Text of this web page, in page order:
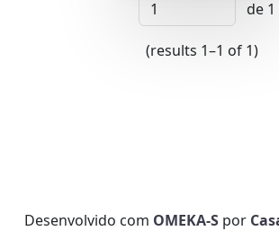
de 1
(results 1–1 of 1)
Desenvolvido com OMEKA-Spor